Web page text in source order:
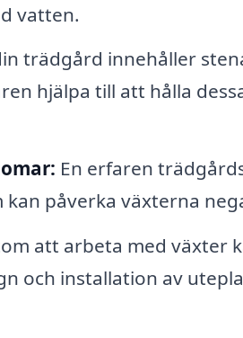
vatten.
trädgård innehåller
hjälpa till att hålla
En erfaren
påverka växterna
att arbeta med växter
och installation av